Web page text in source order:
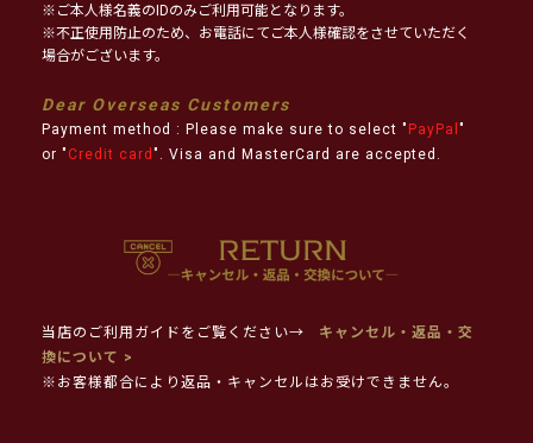
※ご本人様名義のIDのみご利用可能となります。
※不正使用防止のため、お電話にてご本人様確認をさせていただく
場合がございます。
Dear Overseas Customers
Payment method : Please make sure to select " PayPal "
or " Credit card ". Visa and MasterCard are accepted.
当店のご利用ガイドをご覧ください→
キャンセル・返品・交
換について >
※お客様都合により返品・キャンセルはお受けできません。